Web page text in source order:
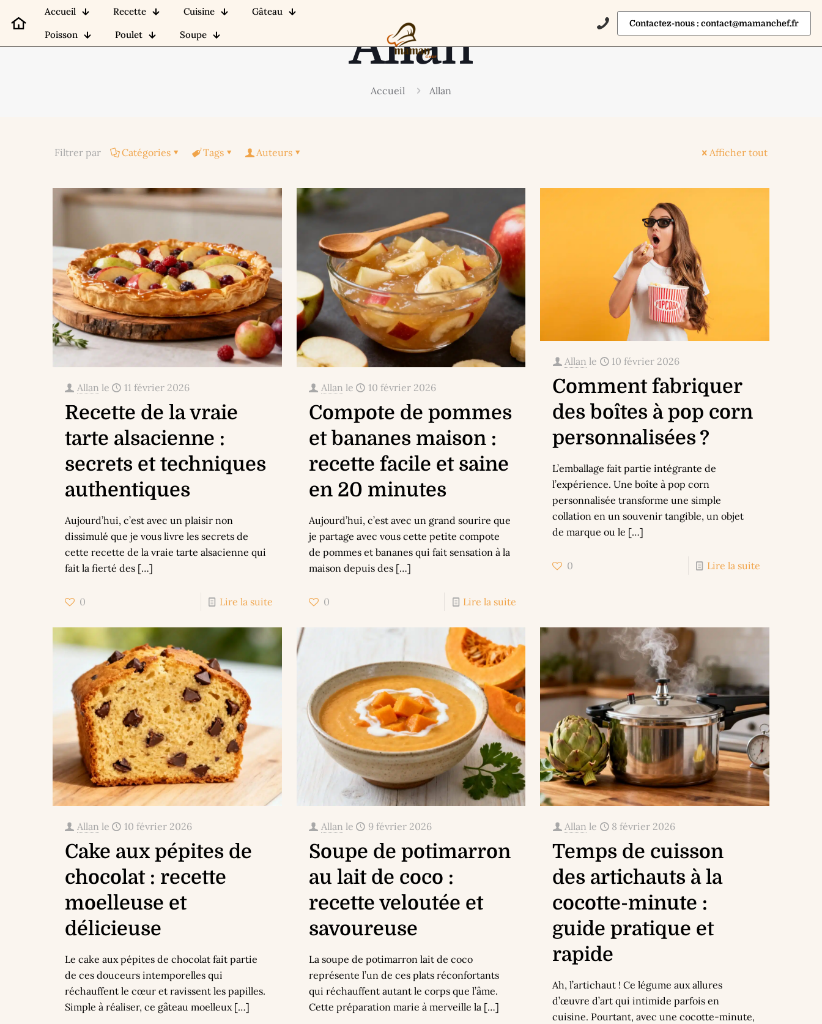
Accueil Recette Cuisine
Gâteau
Poisson
Poulet Soupe
Contactez-nous : contact@mamanchef.fr
Allan
Accueil Allan
Filtrer par Catégories Tags Auteurs Afficher tout
Allan le 11 février 2026
Recette de la vraie
tarte alsacienne :
secrets et techniques
authentiques
Aujourd’hui, c’est avec un plaisir non
dissimulé que je vous livre les secrets de
cette recette de la vraie tarte alsacienne qui
fait la fierté des[…]
0 Lire la suite
Allan le 10 février 2026
Compote de pommes
et bananes maison :
recette facile et saine
en 20 minutes
Aujourd’hui, c’est avec un grand sourire que
je partage avec vous cette petite compote
de pommes et bananes qui fait sensation à la
maison depuis des[…]
0 Lire la suite
Allan le 10 février 2026
Comment fabriquer
des boîtes à pop corn
personnalisées ?
L’emballage fait partie intégrante de
l’expérience. Une boîte à pop corn
personnalisée transforme une simple
collation en un souvenir tangible, un objet
de marque ou le […]
0 Lire la suite
Allan le 10 février 2026
Cake aux pépites de
chocolat : recette
moelleuse et
délicieuse
Le cake aux pépites de chocolat fait partie
de ces douceurs intemporelles qui
réchauffent le cœur et ravissent les papilles.
Simple à réaliser, ce gâteau moelleux[…]
Allan le 9 février 2026
Soupe de potimarron
au lait de coco :
recette veloutée et
savoureuse
La soupe de potimarron lait de coco
représente l’un de ces plats réconfortants
qui réchauffent autant le corps que l’âme.
Cette préparation marie à merveille la[…]
Allan le 8 février 2026
Temps de cuisson
des artichauts à la
cocotte-minute :
guide pratique et
rapide
Ah, l’artichaut ! Ce légume aux allures
d’œuvre d’art qui intimide parfois en
cuisine. Pourtant, avec une cocotte-minute,